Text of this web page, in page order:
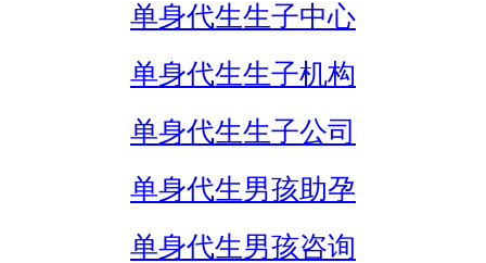
单身代生生子中心
单身代生生子机构
单身代生生子公司
单身代生男孩助孕
单身代生男孩咨询